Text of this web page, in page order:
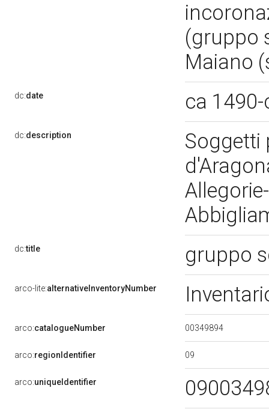
(gruppo
Maiano
dc:date ca
dc:description
Soggetti
dc:title gruppo
arco-lite:alternativeInventoryNumber
arco:catalogueNumber 00349894
arco:regionIdentifier 09
arco:uniqueIdentifier